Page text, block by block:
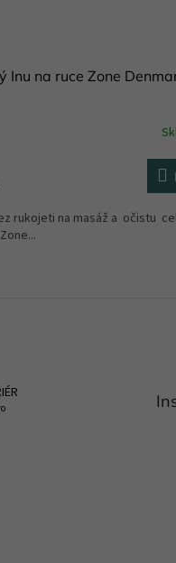
Inu na ruce Zone
rukojeti na masáž a očistu